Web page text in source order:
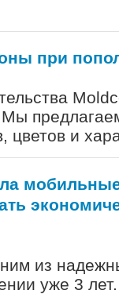
при
цветов и
из
уже 3 лет.